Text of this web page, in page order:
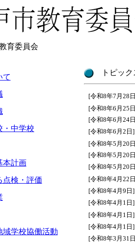
育委員会
て
・中学校
本計画
点検・評価
域学校協働活動
トピック
[令和8年7月28
[令和8年6月25
[令和8年6月24
[令和8年6月2日]
[令和8年5月20
[令和8年5月20
[令和8年5月20
[令和8年4月22
[令和8年4月9日]
[令和8年4月1日]
[令和8年4月1日]
[令和8年4月1日]
[令和8年3月31